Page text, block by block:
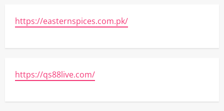
https://easternspices.com.pk/
https://qs88live.com/